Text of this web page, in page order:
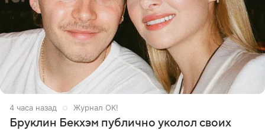
4 часа назад Журнал OK!
Бруклин Бекхэм публично уколол своих